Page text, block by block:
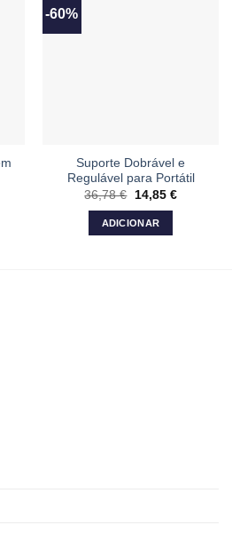
-60%
Suporte Dobrável e
Regulável para Portátil
36,78€
O
original
era:
14,85 €O
ADICIONAR